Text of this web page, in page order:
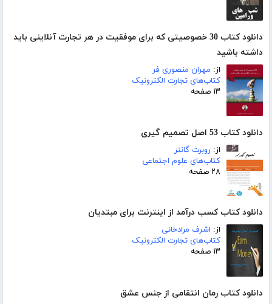
دانلود کتاب 30 خصوصیتی که برای موفقیت در هر تجارت آنلاینی باید
داشته باشید
از: مهران منصوری فر
کتاب‌های تجارت الکترونیک
۱۳ صفحه
دانلود کتاب 53 اصل تصمیم گیری
از: روبرت گانتر
کتاب‌های علوم اجتماعی
۲۸ صفحه
دانلود کتاب کسب درآمد از اینترنت برای مبتدیان
از: اشرف مرادخانی
کتاب‌های تجارت الکترونیک
۱۳ صفحه
دانلود کتاب رمان انتقامی از جنس عشق